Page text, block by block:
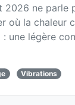
2026 ne parle
où la chaleur
une légère
Vibrations